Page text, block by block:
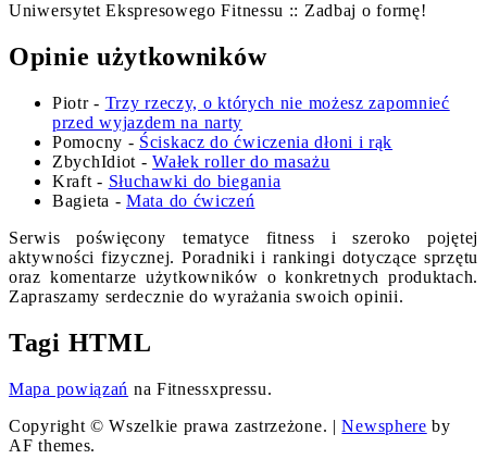
Uniwersytet Ekspresowego Fitnessu :: Zadbaj o formę!
Opinie użytkowników
Piotr- Trzy rzeczy, o których nie możesz zapomnieć
przed wyjazdem na narty
Pomocny - Ściskacz do ćwiczenia dłoni i rąk
ZbychIdiot -Wałek roller do masażu
Kraft - Słuchawki do biegania
Bagieta -Mata do ćwiczeń
Serwis poświęcony tematyce fitness i szeroko pojętej
aktywności fizycznej. Poradniki i rankingi dotyczące sprzętu
oraz komentarze użytkowników o konkretnych produktach.
Zapraszamy serdecznie do wyrażania swoich opinii.
Tagi HTML
Mapa powiązań na Fitnessxpressu.
Copyright © Wszelkie prawa zastrzeżone. |Newsphere by
AF themes.